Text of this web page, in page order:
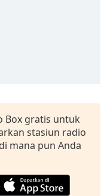
Box gratis untuk
stasiun radio
mana pun Anda